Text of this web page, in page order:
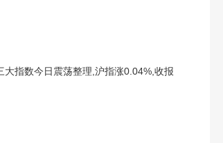
指数今日震荡整理,沪指涨0.04%,收报